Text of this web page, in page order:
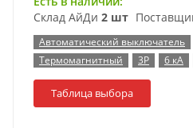
Склад АйДи 2 шт
Автоматический выключатель
Термомагнитный
3P 6 кА
Таблица выбора